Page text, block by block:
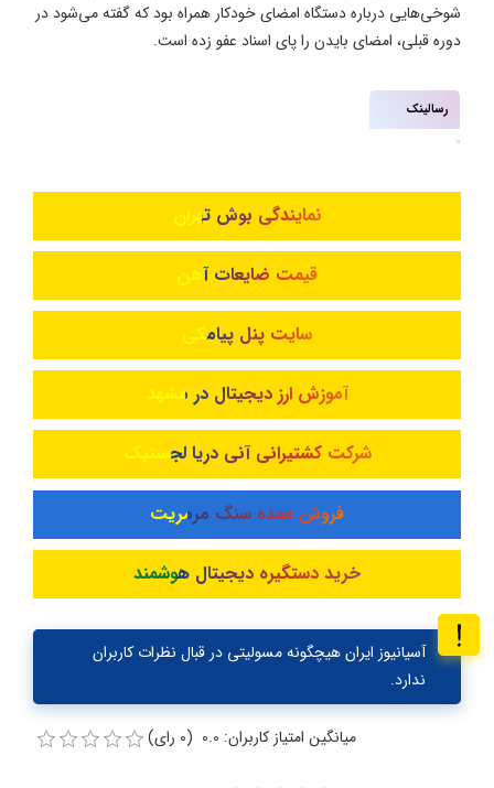
شوخی‌هایی درباره دستگاه امضای خودکار همراه بود که گفته می‌شود در
دوره قبلی، امضای بایدن را پای اسناد عفو زده است.
رسالینک
نمایندگی بوش تهران
قیمت ضایعات آهن
سایت پنل پیامکی
آموزش ارز دیجیتال در مشهد
شرکت کشتیرانی آنی دریا لجستیک
فروش عمده سنگ مرمریت
خرید دستگیره دیجیتال هوشمند
آسیانیوز ایران هیچگونه مسولیتی در قبال نظرات کاربران
ندارد.
میانگین امتیاز کاربران: 0.0 (0 رای)